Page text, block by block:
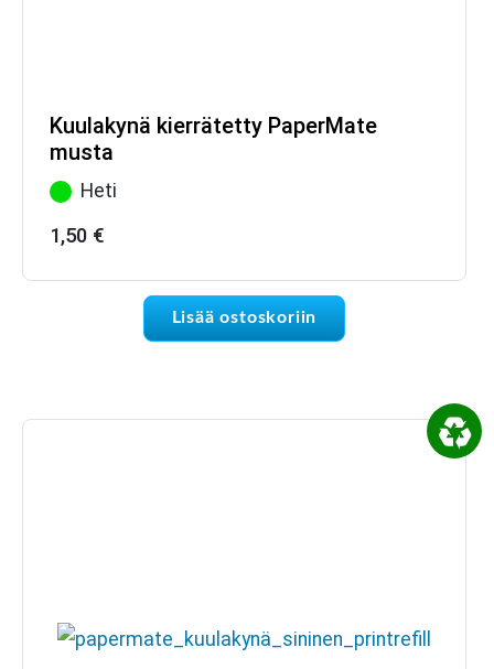
Kuulakynä kierrätetty PaperMate
musta
Heti
1,50 €
Lisää ostoskoriin